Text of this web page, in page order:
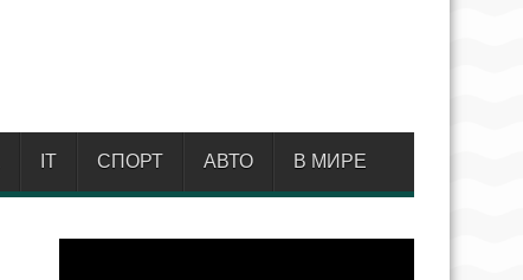
IT СПОРТ АВТО В МИРЕ